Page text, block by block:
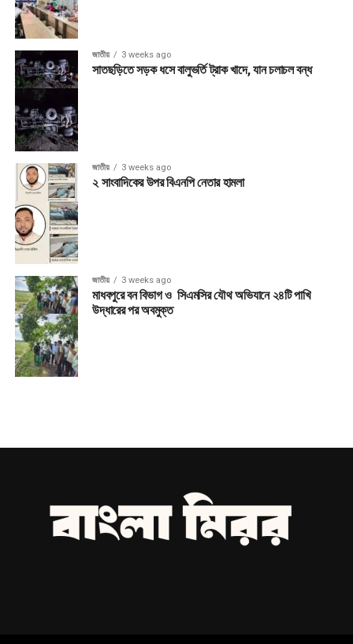
জাতীয় 3 weeks ago
সাতছড়িতে সড়ক ধসে বালুভর্তি ট্রাক খাদে, যান চলাচল বন্ধ
জাতীয় 3 weeks ago
২ সাংবাদিকের উপর বিএনপি নেতার হামলা
জাতীয় 3 weeks ago
মাধবপুরে বন বিভাগ ও সিএমসির যৌথ অভিযানে ২৪টি পাখি
উদ্ধারের পর অবমুক্ত